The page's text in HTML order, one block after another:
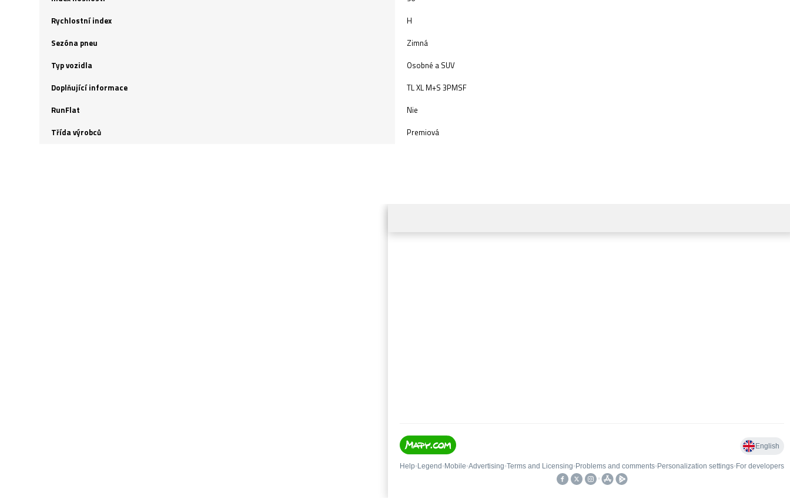
Rychlostní index
H
Sezóna pneu
Zimná
Typ vozidla
Osobné a SUV
Doplňující informace
TL XL M+S 3PMSF
RunFlat
Nie
Třída výrobců
Premiová